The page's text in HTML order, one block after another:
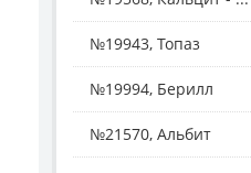
№19943, Топаз
№19994, Берилл
№21570, Альбит